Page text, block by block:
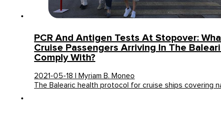
PCR And Antigen Tests At Stopover:
Cruise Passengers Arriving In The
Comply With?
2021-05-18 | Myriam B. Moneo
The Balearic health protocol for cruise ships covering